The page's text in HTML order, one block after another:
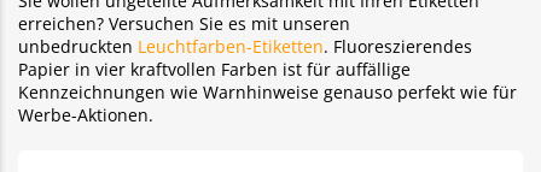
erreichen? Versuchen Sie es mit unseren
unbedruckten Leuchtfarben-Etiketten. Fluoreszierendes
Papier in vier kraftvollen Farben ist für auffällige
Kennzeichnungen wie Warnhinweise genauso perfekt wie für
Werbe-Aktionen.